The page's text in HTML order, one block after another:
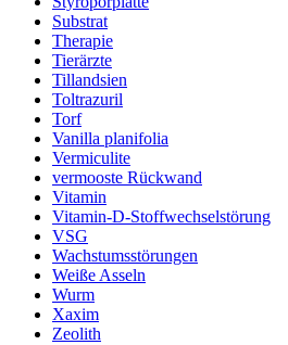
Substrat
Therapie
Tierärzte
Tillandsien
Toltrazuril
Torf
Vanilla planifolia
Vermiculite
vermooste Rückwand
Vitamin
Vitamin-D-Stoffwechselstörung
VSG
Wachstumsstörungen
Weiße Asseln
Wurm
Xaxim
Zeolith